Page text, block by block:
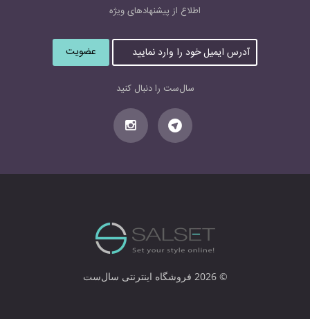
اطلاع از پیشنهاد‌های‌ ویژه
آ
د
ر
س
ی
م
ی
خ
ا
و
ر
سال‌ست را دنبال کنید
© 2026 فروشگاه اینترنتی سال‌ست